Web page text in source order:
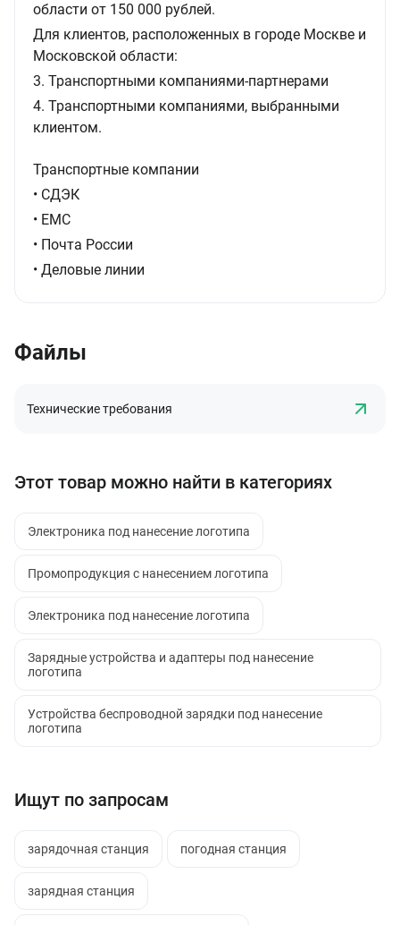
области от 150 000 рублей.
Для клиентов, расположенных в городе Москве и
Московской области:
3. Транспортными компаниями-партнерами
4. Транспортными компаниями, выбранными
клиентом.
Транспортные компании
• СДЭК
• ЕМС
• Почта России
• Деловые линии
Файлы
Технические требования
Этот товар можно найти в категориях
Электроника под нанесение логотипа
Промопродукция с нанесением логотипа
Электроника под нанесение логотипа
Зарядные устройства и адаптеры под нанесение
логотипа
Устройства беспроводной зарядки под нанесение
логотипа
Ищут по запросам
зарядочная станция погодная станция
зарядная станция